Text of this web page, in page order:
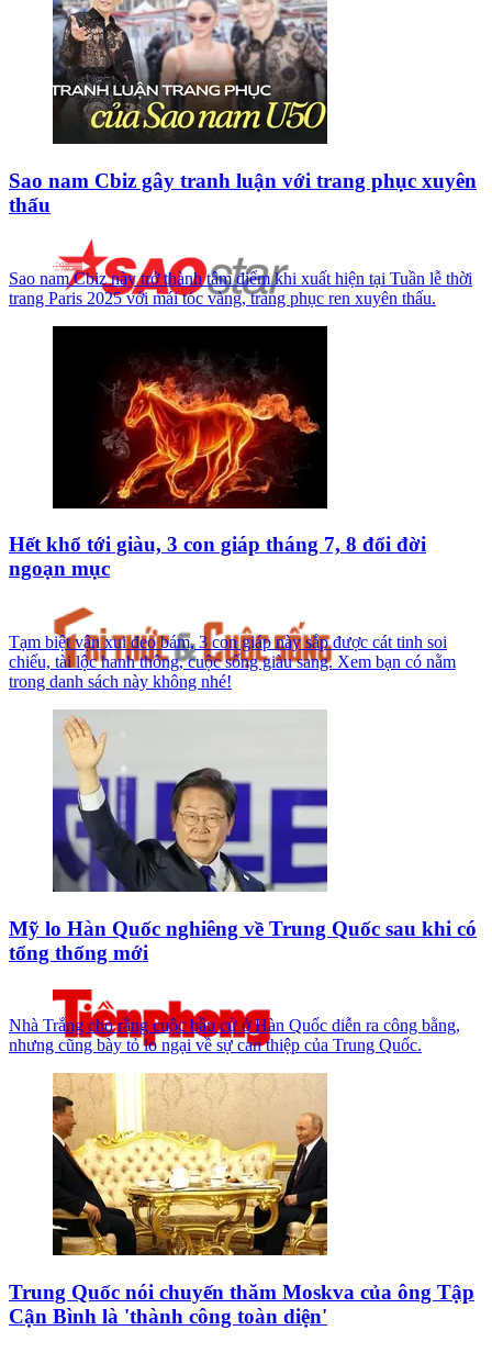
Sao nam Cbiz gây tranh luận với trang phục xuyên
thấu
Sao nam Cbiz này trở thành tâm điểm khi xuất hiện tại Tuần lễ thời
trang Paris 2025 với mái tóc vàng, trang phục ren xuyên thấu.
Hết khổ tới giàu, 3 con giáp tháng 7, 8 đổi đời
ngoạn mục
Tạm biệt vận xui đeo bám, 3 con giáp này sắp được cát tinh soi
chiếu, tài lộc hanh thông, cuộc sống giàu sang. Xem bạn có nằm
trong danh sách này không nhé!
Mỹ lo Hàn Quốc nghiêng về Trung Quốc sau khi có
tổng thống mới
Nhà Trắng cho rằng cuộc bầu cử ở Hàn Quốc diễn ra công bằng,
nhưng cũng bày tỏ lo ngại về sự can thiệp của Trung Quốc.
Trung Quốc nói chuyến thăm Moskva của ông Tập
Cận Bình là 'thành công toàn diện'